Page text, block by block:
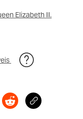
Elizabeth II.